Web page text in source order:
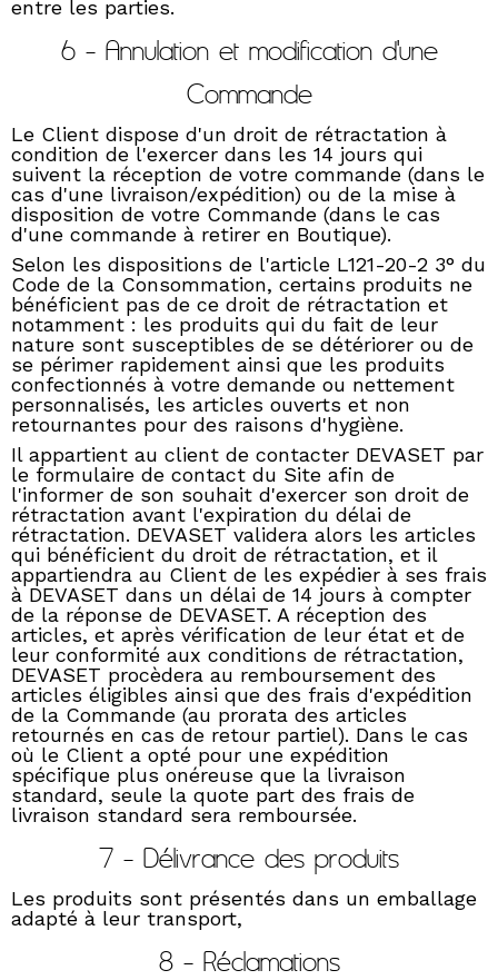
entre les parties.
6 - Annulation et modification d'une
Commande
Le Client dispose d'un droit de rétractation à
condition de l'exercer dans les 14 jours qui
suivent la réception de votre commande (dans le
cas d'une livraison/expédition) ou de la mise à
disposition de votre Commande (dans le cas
d'une commande à retirer en Boutique).
Selon les dispositions de l'article L121-20-2 3° du
Code de la Consommation, certains produits ne
bénéficient pas de ce droit de rétractation et
notamment : les produits qui du fait de leur
nature sont susceptibles de se détériorer ou de
se périmer rapidement ainsi que les produits
confectionnés à votre demande ou nettement
personnalisés, les articles ouverts et non
retournantes pour des raisons d'hygiène.
Il appartient au client de contacter DEVASET par
le formulaire de contact du Site afin de
l'informer de son souhait d'exercer son droit de
rétractation avant l'expiration du délai de
rétractation. DEVASET validera alors les articles
qui bénéficient du droit de rétractation, et il
appartiendra au Client de les expédier à ses frais
à DEVASET dans un délai de 14 jours à compter
de la réponse de DEVASET. A réception des
articles, et après vérification de leur état et de
leur conformité aux conditions de rétractation,
DEVASET procèdera au remboursement des
articles éligibles ainsi que des frais d'expédition
de la Commande (au prorata des articles
retournés en cas de retour partiel). Dans le cas
où le Client a opté pour une expédition
spécifique plus onéreuse que la livraison
standard, seule la quote part des frais de
livraison standard sera remboursée.
7 - Délivrance des produits
Les produits sont présentés dans un emballage
adapté à leur transport,
8 - Réclamations